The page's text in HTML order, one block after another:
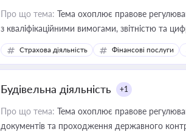
Про що тема: Тема охоплює правове
з кваліфікаційними вимогами, звітністю та
медійних змін у цій сфері корисне для
приватизації, оренди державного майна,
Страхова діяльність Фінансові послуги
Будівельна діяльність +1
Про що тема: Тема охоплює правове
документів та проходження державного